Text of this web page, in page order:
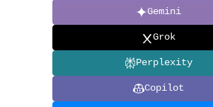
Gemini
Grok
Perplexity
Copilot